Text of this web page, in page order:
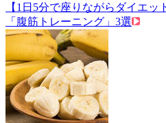
【1日5分で座りながらダイエッ
「腹筋トレーニング」3選